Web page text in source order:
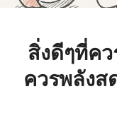
สิ่งดีๆที่ค
ควรพลังส